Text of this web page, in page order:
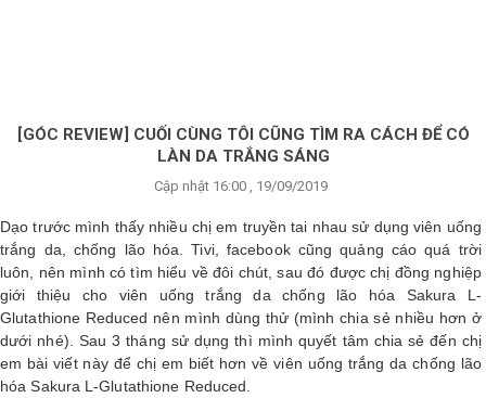
[GÓC REVIEW] CUỐI CÙNG TÔI CŨNG TÌM RA CÁCH ĐỂ CÓ
LÀN DA TRẮNG SÁNG
Cập nhật 16:00 , 19/09/2019
Dạo trước mình thấy nhiều chị em truyền tai nhau sử dụng viên uống
trắng da, chống lão hóa. Tivi, facebook cũng quảng cáo quá trời
luôn, nên mình có tìm hiểu về đôi chút, sau đó được chị đồng nghiệp
giới thiệu cho viên uống trắng da chống lão hóa Sakura L-
Glutathione Reduced nên mình dùng thử (mình chia sẻ nhiều hơn ở
dưới nhé). Sau 3 tháng sử dụng thì mình quyết tâm chia sẻ đến chị
em bài viết này để chị em biết hơn về viên uống trắng da chống lão
hóa Sakura L-Glutathione Reduced.